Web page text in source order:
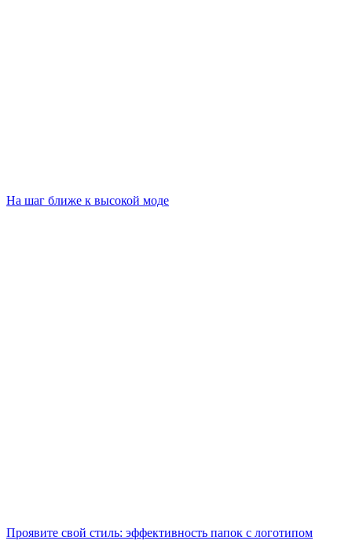
На шаг ближе к высокой моде
Проявите свой стиль: эффективность папок с логотипом